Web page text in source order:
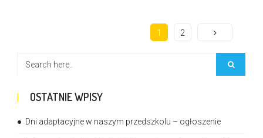
1 2
OSTATNIE WPISY
Dni adaptacyjne w naszym przedszkolu – ogłoszenie